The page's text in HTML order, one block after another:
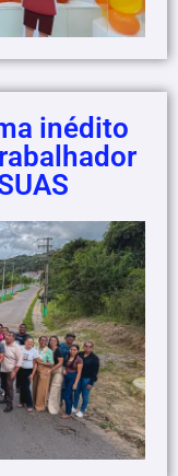
inédito